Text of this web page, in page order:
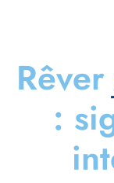
Rêver
: